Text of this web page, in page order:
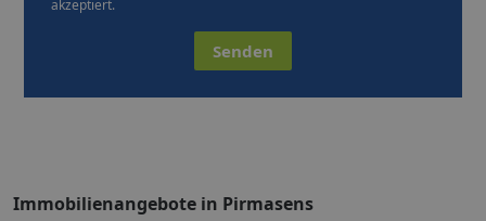
akzeptiert.
Senden
Immobilienangebote in Pirmasens